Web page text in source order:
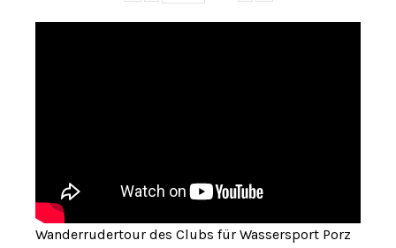
Wanderrudertour des Clubs für Wassersport Porz